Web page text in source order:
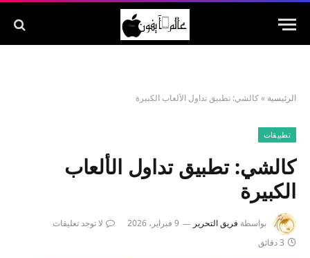
الرئيسية »
تطبيقات
‎كالشي: تطبيق تداول الألعاب
الكبيرة
بواسطة فريق التحرير 9 فبراير، 2026
لا توجد تعليقات
3 دقائق